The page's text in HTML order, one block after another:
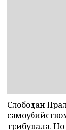
Слободан
трибунала. Но